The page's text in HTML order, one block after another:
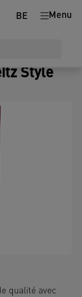
Menu
BE
Style
qualité avec